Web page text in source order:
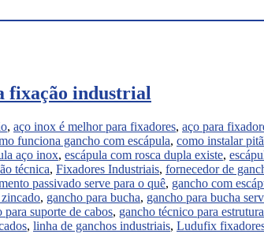
fixação industrial
, aço inox é melhor para fixadores, aço para
funciona gancho com escápula, como instalar
aço inox, escápula com rosca dupla existe,
técnica, Fixadores Industriais, fornecedor de
passivado serve para o quê, gancho com
, gancho para bucha, gancho para bucha
para suporte de cabos, gancho técnico para
, linha de ganchos industriais, Ludufix